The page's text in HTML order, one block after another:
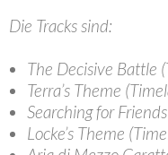
Die Tracks sind:
The Decisive Battle
Terra’s Theme
Searching for
Locke’s Theme